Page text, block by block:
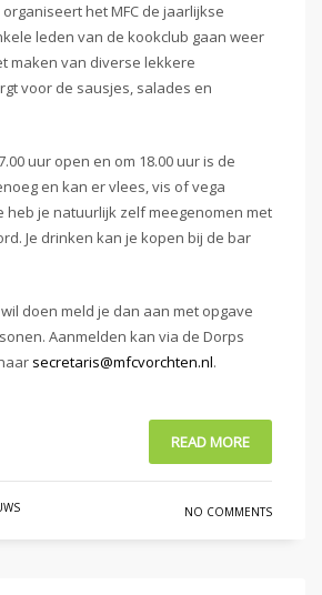
het MFC de jaarlijkse
leden van de kookclub gaan weer
maken van diverse lekkere
voor de sausjes, salades en
uur open en om 18.00 uur is de
en kan er vlees, vis of vega
heb je natuurlijk zelf meegenomen met
Je drinken kan je kopen bij de bar
doen meld je dan aan met opgave
Aanmelden kan via de Dorps
secretaris@mfcvorchten.nl.
READ MORE
NO COMMENTS